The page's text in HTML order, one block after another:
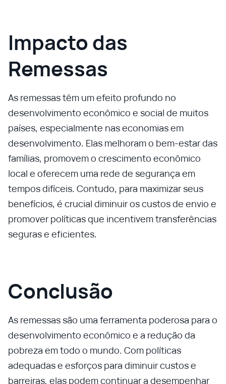
Impacto das
Remessas
As remessas têm um efeito profundo no
desenvolvimento econômico e social de muitos
países, especialmente nas economias em
desenvolvimento. Elas melhoram o bem-estar das
famílias, promovem o crescimento econômico
local e oferecem uma rede de segurança em
tempos difíceis. Contudo, para maximizar seus
benefícios, é crucial diminuir os custos de envio e
promover políticas que incentivem transferências
seguras e eficientes.
Conclusão
As remessas são uma ferramenta poderosa para o
desenvolvimento econômico e a redução da
pobreza em todo o mundo. Com políticas
adequadas e esforços para diminuir custos e
barreiras, elas podem continuar a desempenhar